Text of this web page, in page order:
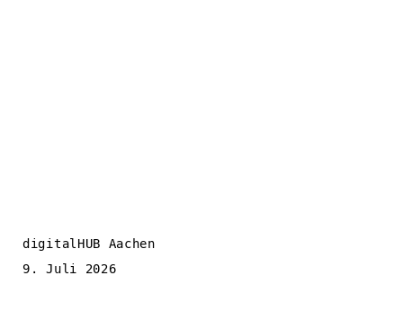
digitalHUB Aachen
9. Juli 2026